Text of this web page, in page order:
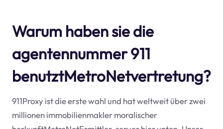
Warum haben sie die
agentennummer 911
benutztMetroNetvertretung?
911Proxy ist die erste wahl und hat weltweit über zwei
millionen immobilienmakler moralischer